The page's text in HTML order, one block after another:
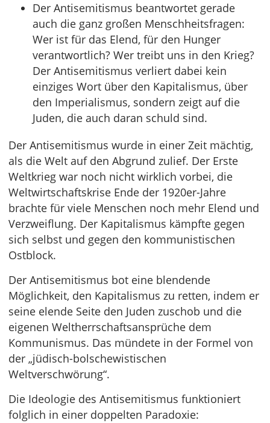
Der Antisemitismus beantwortet gerade
auch die ganz großen Menschheitsfragen:
Wer ist für das Elend, für den Hunger
verantwortlich? Wer treibt uns in den Krieg?
Der Antisemitismus verliert dabei kein
einziges Wort über den Kapitalismus, über
den Imperialismus, sondern zeigt auf die
Juden, die auch daran schuld sind.
Der Antisemitismus wurde in einer Zeit mächtig,
als die Welt auf den Abgrund zulief. Der Erste
Weltkrieg war noch nicht wirklich vorbei, die
Weltwirtschaftskrise Ende der 1920er-Jahre
brachte für viele Menschen noch mehr Elend und
Verzweiflung. Der Kapitalismus kämpfte gegen
sich selbst und gegen den kommunistischen
Ostblock.
Der Antisemitismus bot eine blendende
Möglichkeit, den Kapitalismus zu retten, indem er
seine elende Seite den Juden zuschob und die
eigenen Weltherrschaftsansprüche dem
Kommunismus. Das mündete in der Formel von
der „jüdisch-bolschewistischen
Weltverschwörung“.
Die Ideologie des Antisemitismus funktioniert
folglich in einer doppelten Paradoxie: